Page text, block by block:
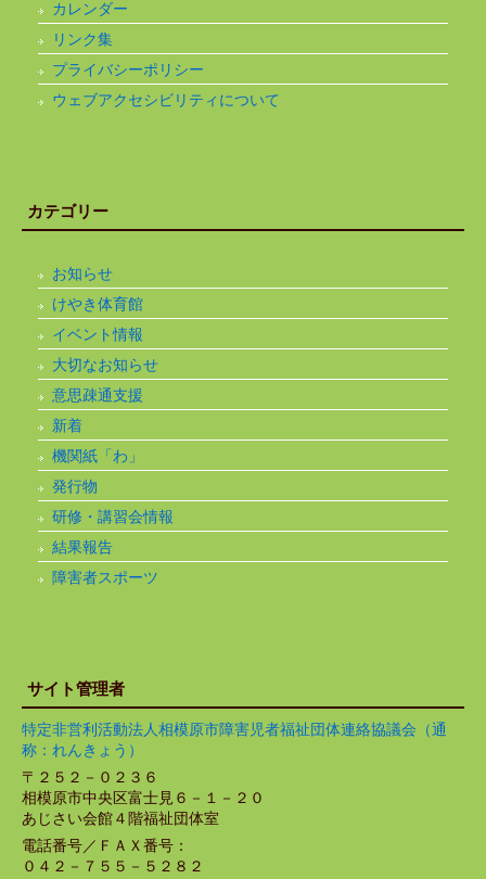
カレンダー
リンク集
プライバシーポリシー
ウェブアクセシビリティについて
カテゴリー
お知らせ
けやき体育館
イベント情報
大切なお知らせ
意思疎通支援
新着
機関紙「わ」
発行物
研修・講習会情報
結果報告
障害者スポーツ
サイト管理者
特定非営利活動法人相模原市障害児者福祉団体連絡協議会（通
称：れんきょう）
〒２５２－０２３６
相模原市中央区富士見６－１－２０
あじさい会館４階福祉団体室
電話番号／ＦＡＸ番号：
０４２－７５５－５２８２